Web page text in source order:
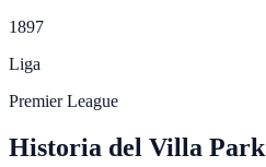
1897
Liga
Premier League
Historia del Villa Park